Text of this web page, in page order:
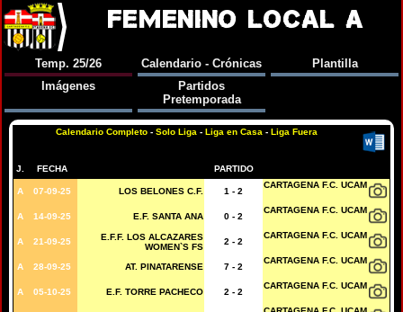
FEMENINO LOCAL A
Temp. 25/26 Calendario - Crónicas
Plantilla
Imágenes
Partidos
Pretemporada
Calendario Completo - Solo Liga - Liga en Casa - Liga Fuera
J. FECHA PARTIDO
A 07-09-25 LOS BELONES C.F. 1 - 2
CARTAGENA F.C. UCAM
A 14-09-25 E.F. SANTA ANA 0 - 2
CARTAGENA F.C. UCAM
A 21-09-25
E.F.F. LOS ALCAZARES
WOMEN`S FS
2 - 2
CARTAGENA F.C. UCAM
A 28-09-25 AT. PINATARENSE 7 - 2
CARTAGENA F.C. UCAM
A 05-10-25 E.F. TORRE PACHECO 2 - 2
CARTAGENA F.C. UCAM